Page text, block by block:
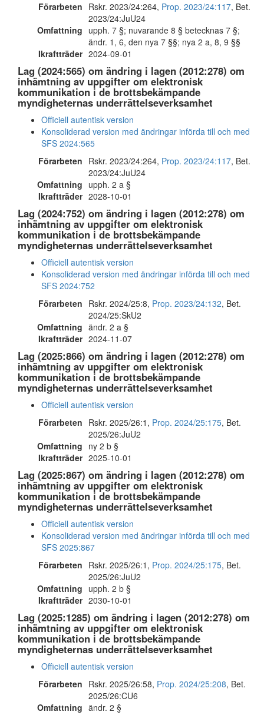
Förarbeten Rskr. 2023/24:264, Prop. 2023/24:117, Bet.
2023/24:JuU24
Omfattning upph. 7 §; nuvarande 8 § betecknas 7 §;
ändr. 1, 6, den nya 7 §§; nya 2 a, 8, 9 §§
Ikraftträder 2024-09-01
Lag (2024:565) om ändring i lagen (2012:278) om
inhämtning av uppgifter om elektronisk
kommunikation i de brottsbekämpande
myndigheternas underrättelseverksamhet
Officiell autentisk version
Konsoliderad version med ändringar införda till och med
SFS 2024:565
Förarbeten Rskr. 2023/24:264, Prop. 2023/24:117, Bet.
2023/24:JuU24
Omfattning upph. 2 a §
Ikraftträder 2028-10-01
Lag (2024:752) om ändring i lagen (2012:278) om
inhämtning av uppgifter om elektronisk
kommunikation i de brottsbekämpande
myndigheternas underrättelseverksamhet
Officiell autentisk version
Konsoliderad version med ändringar införda till och med
SFS 2024:752
Förarbeten Rskr. 2024/25:8, Prop. 2023/24:132, Bet.
2024/25:SkU2
Omfattning ändr. 2 a §
Ikraftträder 2024-11-07
Lag (2025:866) om ändring i lagen (2012:278) om
inhämtning av uppgifter om elektronisk
kommunikation i de brottsbekämpande
myndigheternas underrättelseverksamhet
Officiell autentisk version
Förarbeten Rskr. 2025/26:1, Prop. 2024/25:175, Bet.
2025/26:JuU2
Omfattning ny 2 b §
Ikraftträder 2025-10-01
Lag (2025:867) om ändring i lagen (2012:278) om
inhämtning av uppgifter om elektronisk
kommunikation i de brottsbekämpande
myndigheternas underrättelseverksamhet
Officiell autentisk version
Konsoliderad version med ändringar införda till och med
SFS 2025:867
Förarbeten Rskr. 2025/26:1, Prop. 2024/25:175, Bet.
2025/26:JuU2
Omfattning upph. 2 b §
Ikraftträder 2030-10-01
Lag (2025:1285) om ändring i lagen (2012:278) om
inhämtning av uppgifter om elektronisk
kommunikation i de brottsbekämpande
myndigheternas underrättelseverksamhet
Officiell autentisk version
Förarbeten Rskr. 2025/26:58, Prop. 2024/25:208, Bet.
2025/26:CU6
Omfattning ändr. 2 §